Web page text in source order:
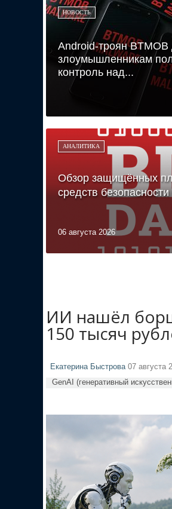
НОВОСТЬ
Android-троян BTMOB
злоумышленникам
контроль над...
АНАЛИТИКА
Обзор защищённых
средств
06 августа 2026
ИИ нашёл
150 тысяч
Екатерина Быстрова 07 августа
GenAI (генеративный